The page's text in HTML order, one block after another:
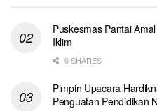
Puskesmas Pantai
Iklim
0 SHARES
Pimpin Upacara
Penguatan Pendidikan